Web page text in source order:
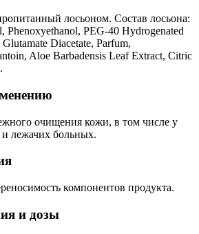
лосьоном. Состав лосьона:
Phenoxyethanol, PEG-40 Hydrogenated
Diacetate, Parfum,
Aloe Barbadensis Leaf Extract, Citric
очищения кожи, в том числе у
лежачих больных.
компонентов продукта.
и дозы